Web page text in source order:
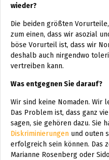
wieder?
Die beiden größten
zum einen, dass wir asozial
böse Vorurteil ist, dass wir
deshalb auch nirgendwo
vertreiben kann.
Was entgegnen Sie darauf?
Wir sind keine Nomaden. Wir
Das Problem ist, dass ganz
sagen, sie gehören dazu. Sie
Diskriminierungen und outen
erfolgreich sein können. Das
Marianne Rosenberg oder